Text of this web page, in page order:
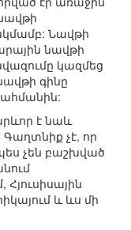
Նավթի
նավթի
կազմեց
գինը
է նաև
չէ, որ
չեն բաշխված
և ևս մի